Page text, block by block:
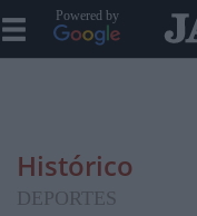
Powered by
Histórico
DEPORTES